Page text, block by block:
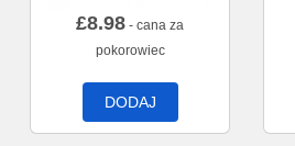
£8.98 - cana za
pokorowiec
DODAJ